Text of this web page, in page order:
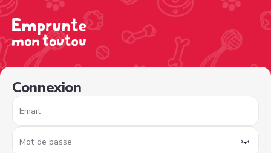
Connexion
Email
Mot de passe
/sign-in?nextPage=%2Fview-profile%2Fbfe51a6b-a876-